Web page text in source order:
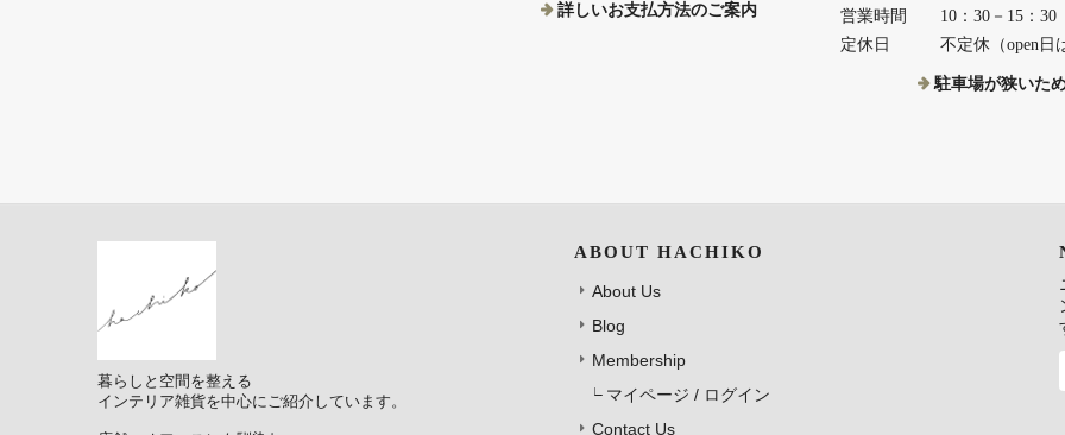
詳しいお支払方法のご案内
営業時間
10：30－15：30
定休日
不定休（open日
駐車場が狭いた
暮らしと空間を整える
インテリア雑貨を中心にご紹介しています。
ABOUT HACHIKO
About Us
Blog
Membership
マイページ / ログイン
Contact Us